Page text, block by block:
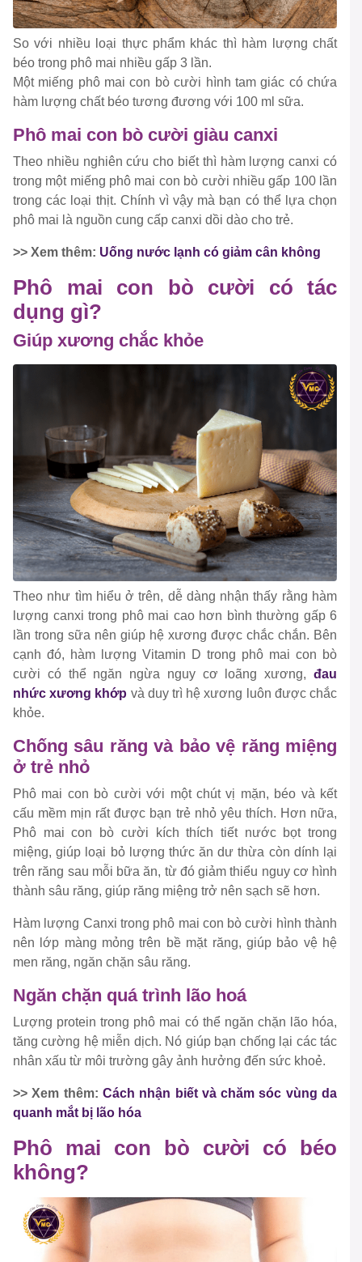
So với nhiều loại thực phẩm khác thì hàm lượng chất
béo trong phô mai nhiều gấp 3 lần.
Một miếng phô mai con bò cười hình tam giác có chứa
hàm lượng chất béo tương đương với 100 ml sữa.
Phô mai con bò cười giàu canxi
Theo nhiều nghiên cứu cho biết thì hàm lượng canxi có
trong một miếng phô mai con bò cười nhiều gấp 100 lần
trong các loại thịt. Chính vì vậy mà bạn có thể lựa chọn
phô mai là nguồn cung cấp canxi dồi dào cho trẻ.
>> Xem thêm: Uống nước lạnh có giảm cân không
Phô mai con bò cười có tác
dụng gì?
Giúp xương chắc khỏe
Theo như tìm hiểu ở trên, dễ dàng nhận thấy rằng hàm
lượng canxi trong phô mai cao hơn bình thường gấp 6
lần trong sữa nên giúp hệ xương được chắc chắn. Bên
cạnh đó, hàm lượng Vitamin D trong phô mai con bò
cười có thể ngăn ngừa nguy cơ loãng xương, đau
nhức xương khớp và duy trì hệ xương luôn được chắc
khỏe.
Chống sâu răng và bảo vệ răng miệng
ở trẻ nhỏ
Phô mai con bò cười với một chút vị mặn, béo và kết
cấu mềm mịn rất được bạn trẻ nhỏ yêu thích. Hơn nữa,
Phô mai con bò cười kích thích tiết nước bọt trong
miệng, giúp loại bỏ lượng thức ăn dư thừa còn dính lại
trên răng sau mỗi bữa ăn, từ đó giảm thiểu nguy cơ hình
thành sâu răng, giúp răng miệng trở nên sạch sẽ hơn.
Hàm lượng Canxi trong phô mai con bò cười hình thành
nên lớp màng mỏng trên bề mặt răng, giúp bảo vệ hệ
men răng, ngăn chặn sâu răng.
Ngăn chặn quá trình lão hoá
Lượng protein trong phô mai có thể ngăn chặn lão hóa,
tăng cường hệ miễn dịch. Nó giúp bạn chống lại các tác
nhân xấu từ môi trường gây ảnh hưởng đến sức khoẻ.
>> Xem thêm: Cách nhận biết và chăm sóc vùng da
quanh mắt bị lão hóa
Phô mai con bò cười có béo
không?